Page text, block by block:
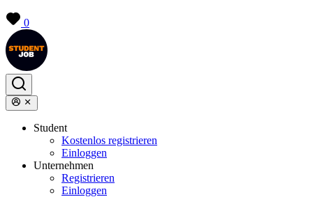
0
Student
Kostenlos registrieren
Einloggen
Unternehmen
Registrieren
Einloggen